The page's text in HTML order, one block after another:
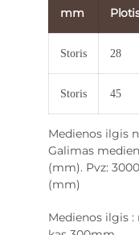
mm
Storis 28
Storis 45
Medienos ilgis
Galimas
(mm). Pvz:
(mm)
Medienos ilgis